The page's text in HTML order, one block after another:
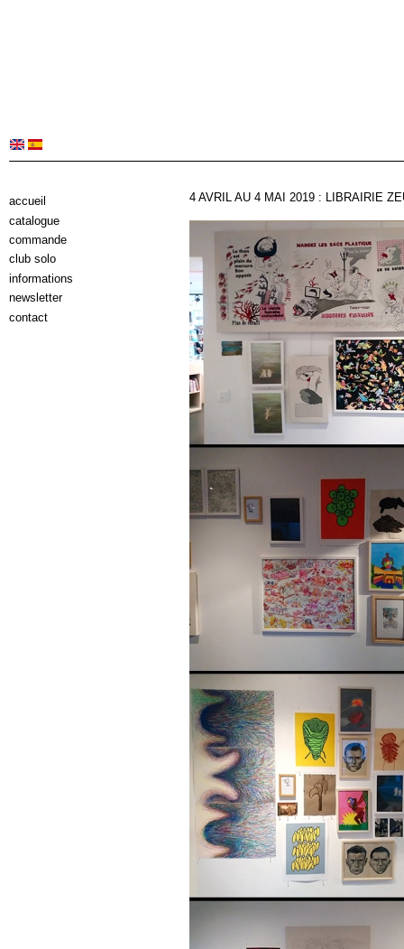
4 AVRIL AU 4 MAI 2019 : LIBRAIRIE
accueil
catalogue
commande
club solo
informations
newsletter
contact